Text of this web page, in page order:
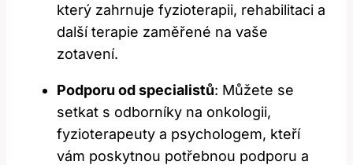
který zahrnuje fyzioterapii, rehabilitaci a
další terapie zaměřené na vaše
zotavení.
Podporu od specialistů: Můžete se
setkat s odborníky na onkologii,
fyzioterapeuty a psychologem, kteří
vám poskytnou potřebnou podporu a